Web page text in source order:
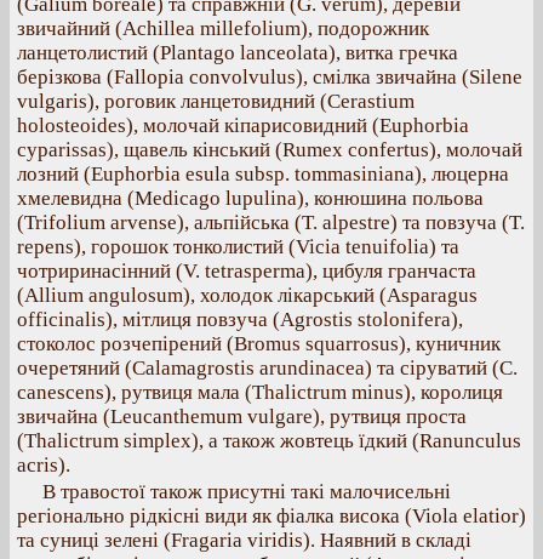
звичайний (Achillea millefolium), подорожник
ланцетолистий (Plantago lanceolata), витка гречка
берізкова (Fallopia convolvulus), смілка звичайна (Silene
vulgaris), роговик ланцетовидний (Cerastium
holosteoides), молочай кіпарисовидний (Euphorbia
cyparissas), щавель кінський (Rumex confertus), молочай
лозний (Euphorbia esula subsp. tommasiniana), люцерна
хмелевидна (Medicago lupulina), конюшина польова
(Trifolium arvense), альпійська (T. alpestre) та повзуча (T.
repens), горошок тонколистий (Vicia tenuifolia) та
чотриринасінний (V. tetrasperma), цибуля гранчаста
(Allium angulosum), холодок лікарський (Asparagus
officinalis), мітлиця повзуча (Agrostis stolonifera),
стоколос розчепірений (Bromus squarrosus), куничник
очеретяний (Calamagrostis arundinacea) та сіруватий (C.
canescens), рутвиця мала (Thalictrum minus), королиця
звичайна (Leucanthemum vulgare), рутвиця проста
(Thalictrum simplex), а також жовтець їдкий (Ranunculus
acris).
В травостої також присутні такі малочисельні
регіонально рідкісні види як фіалка висока (Viola elatior)
та суниці зелені (Fragaria viridis). Наявний в складі